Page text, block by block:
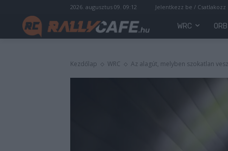
2026. augusztus 09. 09:12 Jelentkezz be / Csatlakozz
WRC ORB
Kezdőlap WRC Az alagút, melyben szokatlan